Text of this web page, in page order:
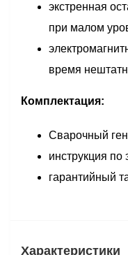
экстренная
при малом
время
Комплектация:
Сварочный
инструкция по
гарантийный
Характеристики